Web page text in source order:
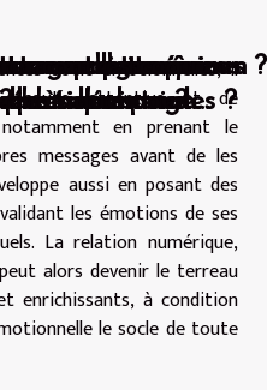
socio-émotionnelles, il
écoute attentive et de
notamment en prenant le
messages avant de les
aussi en posant des
les émotions de ses
La relation numérique,
alors devenir le terreau
enrichissants, à condition
le socle de toute
en ligne
sociales ?
spontanées
urbaines ?
une première
l'échange
comment créer un
communs
rencontres
des services
pour
endroits pour
coquines ?